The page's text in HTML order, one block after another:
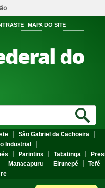
MAPA DO SITE
do
São Gabriel da Cachoeira
Industrial
Parintins Tabatinga
Manacapuru Eirunepé
Tefé